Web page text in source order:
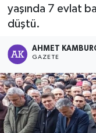
yaşında 7 evlat
düştü.
AHMET
GAZETE